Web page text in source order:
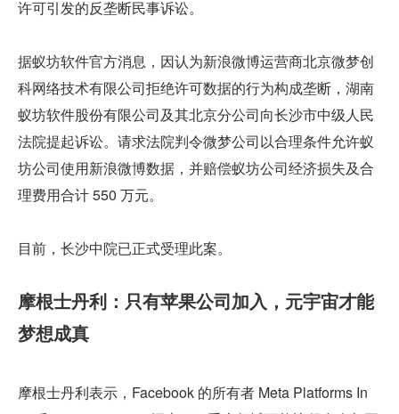
许可引发的反垄断民事诉讼。
据蚁坊软件官方消息，因认为新浪微博运营商北京微梦创
科网络技术有限公司拒绝许可数据的行为构成垄断，湖南
蚁坊软件股份有限公司及其北京分公司向长沙市中级人民
法院提起诉讼。请求法院判令微梦公司以合理条件允许蚁
坊公司使用新浪微博数据，并赔偿蚁坊公司经济损失及合
理费用合计 550 万元。
目前，长沙中院已正式受理此案。
摩根士丹利：只有苹果公司加入，元宇宙才能
梦想成真
摩根士丹利表示，Facebook 的所有者 Meta Platforms In